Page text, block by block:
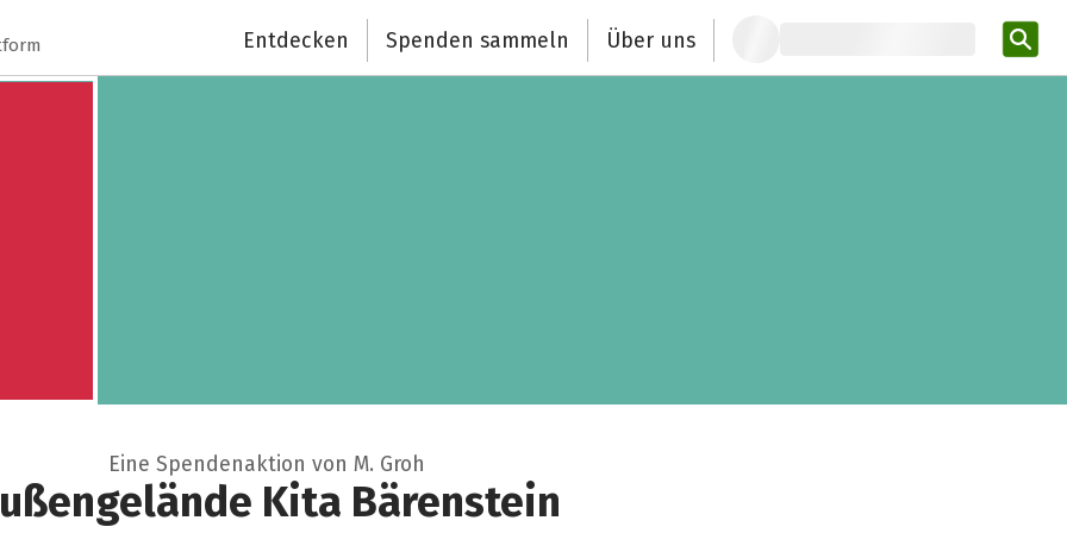
Entdecken Spenden sammeln Über uns
Eine Spendenaktion von M. Groh
Kita Bärenstein
Schließen